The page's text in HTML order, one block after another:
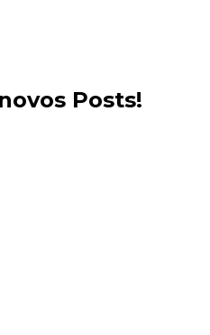
Posts!